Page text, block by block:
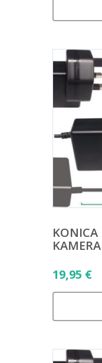
19,95 €